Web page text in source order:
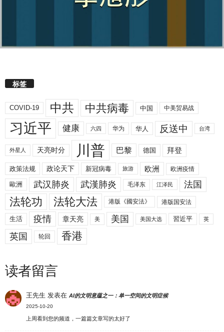
标签
COVID-19 中共 中共病毒 中国 中美贸易战
习近平 健康 六四 华为 华人 反送中 台湾
外星人 天亮时分 川普 巴黎 德国 拜登
政策法规 政论天下 新冠病毒 旅游 欧洲 欧洲疫情
歐洲 武汉肺炎 武漢肺炎 毛泽东 江泽民 法国
法轮功 法轮大法 港版《國安法》 港版国安法
生活 疫情 章天亮 美 美国 美国大选 習近平 英
英国 轮回 香港
读者留言
王先生 发表在AI的文明意蕴之一：单一空间的文明症候
2025-10-20
上周看到您的频道，一篇篇文章写的太好了